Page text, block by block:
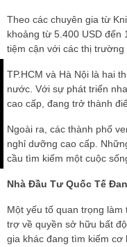
Theo các chuyên gia từ
khoảng từ 5.400 USD
tiệm cận với các thị
TP.HCM và Hà Nội là hai
nước. Với sự phát triển
cao cấp, đang trở thành
Ngoài ra, các thành phố
nghỉ dưỡng cao cấp.
cầu tìm kiếm một cuộc
Nhà Đầu Tư Quốc Tế
Một yếu tố quan trọng
trợ về quyền sở hữu bất
gia khác đang tìm kiếm